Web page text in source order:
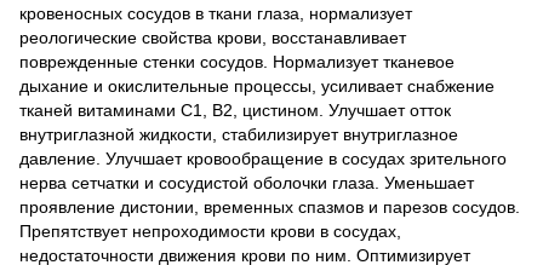
кровеносных сосудов в ткани глаза, нормализует
реологические свойства крови, восстанавливает
поврежденные стенки сосудов. Нормализует тканевое
дыхание и окислительные процессы, усиливает снабжение
тканей витаминами С1, В2, цистином. Улучшает отток
внутриглазной жидкости, стабилизирует внутриглазное
давление. Улучшает кровообращение в сосудах зрительного
нерва сетчатки и сосудистой оболочки глаза. Уменьшает
проявление дистонии, временных спазмов и парезов сосудов.
Препятствует непроходимости крови в сосудах,
недостаточности движения крови по ним. Оптимизирует